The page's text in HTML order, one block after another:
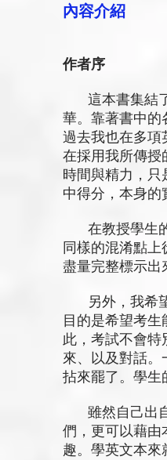
內容介紹
作者序
這本書集結了
華。靠著書中的
過去我也在多項
在採用我所傳授
時間與精力，
中得分，本身的
在教授學生的
同樣的混淆點
盡量完整標示
另外，我希望
目的是希望考
此，考試不會特
來、以及對話。
拈來罷了。學生
雖然自己出自
們，更可以藉由
趣。學英文本